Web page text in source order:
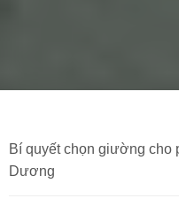
Bí quyết chọn giường cho
Dương